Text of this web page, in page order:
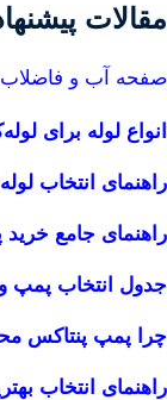
مقالات
صفحه آب و فاضلاب
انواع لوله برای
راهنمای انتخاب
راهنمای جامع خرید
جدول انتخاب پمپ
چرا پمپ پنتاکس
راهنمای انتخاب